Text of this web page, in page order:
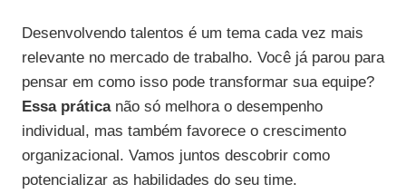
Desenvolvendo talentos é um tema cada vez mais
relevante no mercado de trabalho. Você já parou para
pensar em como isso pode transformar sua equipe?
Essa práticanão só melhora o desempenho
individual, mas também favorece o crescimento
organizacional. Vamos juntos descobrir como
potencializar as habilidades do seu time.